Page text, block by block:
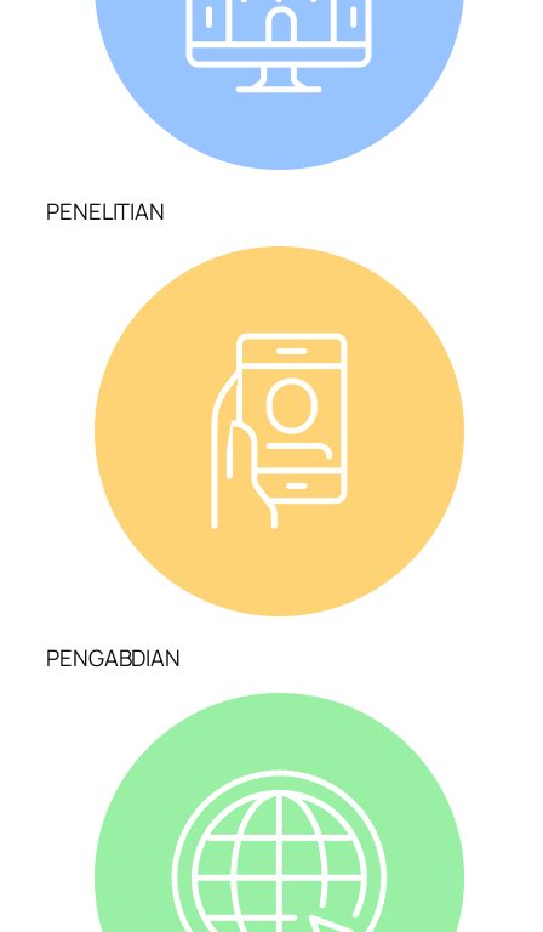
PENELITIAN
PENGABDIAN